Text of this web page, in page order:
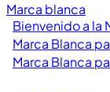
Marca blanca
Bienvenido a la
Marca Blanca
Marca Blanca